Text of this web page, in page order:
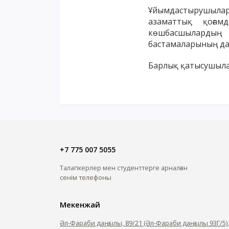
азаматтық
көшбасшылардың
бастамаларының
Барлық
+7 775 007 5055
Талапкерлер мен студенттерге арналған
сенім телефоны
Мекенжай
Әл-Фараби даңғылы, 89/21 (Әл-Фараби даңғылы 93Г/